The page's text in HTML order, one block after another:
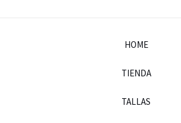
HOME
TIENDA
TALLAS